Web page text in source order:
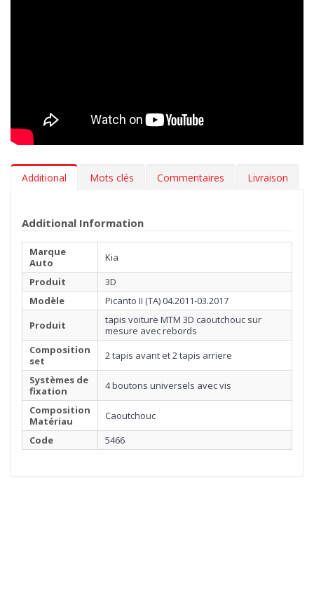
extrêmement faciles à nettoyer. Pour leur manutention il suffit
d'un simple jet d'eau.
parfum s'évapore en quelques semaines.***
Additional Mots clés Commentaires Livraison
Additional Information
Marque
Auto
Kia
Produit
3D
Modèle
Picanto II (TA) 04.2011-03.2017
Produit
tapis voiture MTM 3D caoutchouc sur
mesure avec rebords
Composition
set
2 tapis avant et 2 tapis arriere
Systèmes de
fixation
4 boutons universels avec vis
Composition
Matériau
Caoutchouc
Code
5466